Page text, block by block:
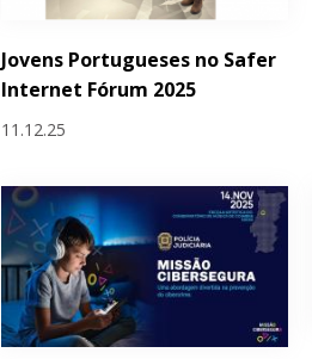
Jovens Portugueses no Safer
Internet Fórum 2025
11.12.25